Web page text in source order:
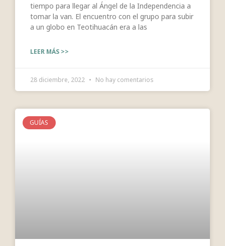
tiempo para llegar al Ángel de la Independencia a
tomar la van. El encuentro con el grupo para subir
a un globo en Teotihuacán era a las
LEER MÁS >>
28 diciembre, 2022 No hay comentarios
GUÍAS